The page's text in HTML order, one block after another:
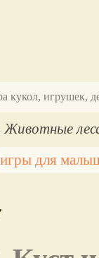
кукол, игрушек,
игры для